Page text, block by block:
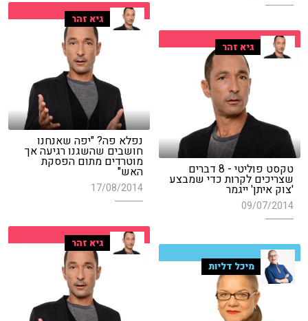
גיא זהר
נפלא פה? "יפה שאנחנו
חושבים שהשגנו רגיעה אך
מוטרדים מתום הפסקת
האש"
17/08/2014
גיא זהר
טקסט פוליטי - 8 דברים
שצריכים לקרות כדי שמבצע
'צוק איתן' ייגמר
09/07/2014
גיא זהר
מיכל דליות